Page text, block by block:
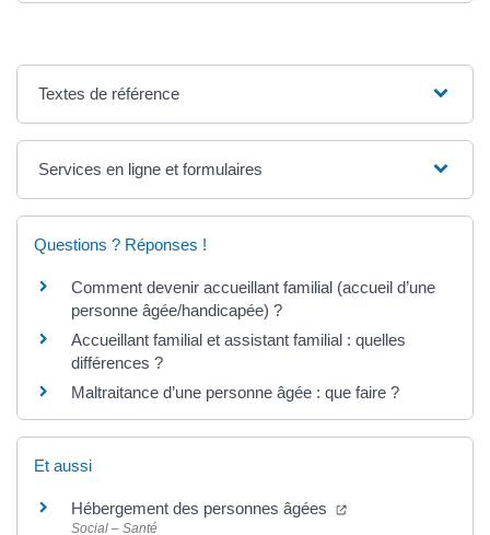
Textes de référence
Services en ligne et formulaires
Questions ? Réponses !
Comment devenir accueillant familial (accueil d’une
personne âgée/handicapée) ?
Accueillant familial et assistant familial : quelles
différences ?
Maltraitance d’une personne âgée : que faire ?
Et aussi
Hébergement des personnes âgées (ouverture dans un
Social – Santé